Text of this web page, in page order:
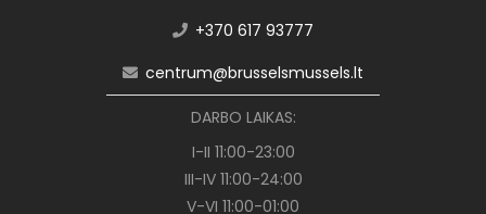
+370 617 93777
centrum@brusselsmussels.lt
DARBO LAIKAS:
I-II 11:00-23:00
III-IV 11:00-24:00
V-VI 11:00-01:00